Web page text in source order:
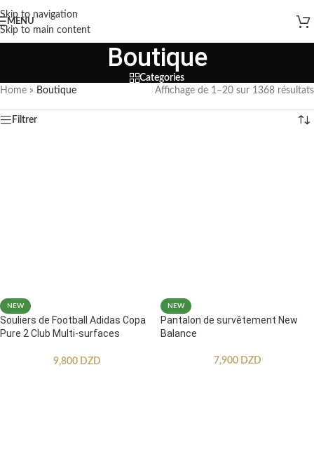
Skip to navigation
Skip to main content
MENU
Boutique
Categories
Home » Boutique Affichage de 1–20 sur 1368 résultats
Filtrer
NEW
Souliers de Football Adidas Copa
Pure 2 Club Multi-surfaces
9,800 DZD
NEW
Pantalon de survêtement New
Balance
7,900 DZD